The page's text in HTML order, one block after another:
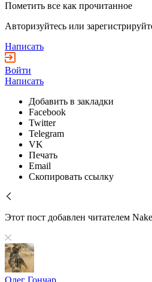
Пометить все как прочитанное
Авторизуйтесь или
Написать
Войти
Написать
Добавить в закладки
Facebook
Twitter
Telegram
VK
Печать
Email
Скопировать ссылку
Этот пост добавлен читателем
Олег Гончар